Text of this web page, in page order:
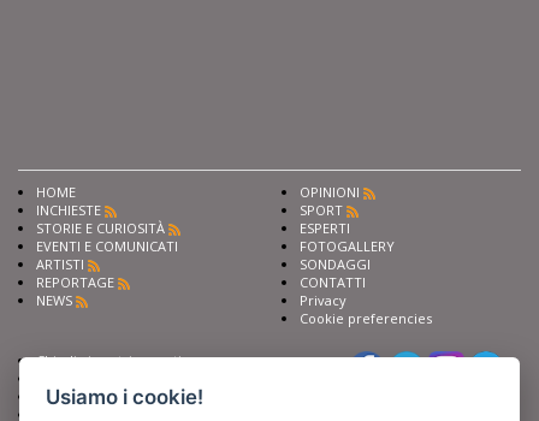
HOME
INCHIESTE
STORIE E CURIOSITÀ
EVENTI E COMUNICATI
ARTISTI
REPORTAGE
NEWS
OPINIONI
SPORT
ESPERTI
FOTOGALLERY
SONDAGGI
CONTATTI
Privacy
Cookie preferencies
Chiedi ai nostri esperti
Fai pubblicità con noi
Usiamo i cookie!